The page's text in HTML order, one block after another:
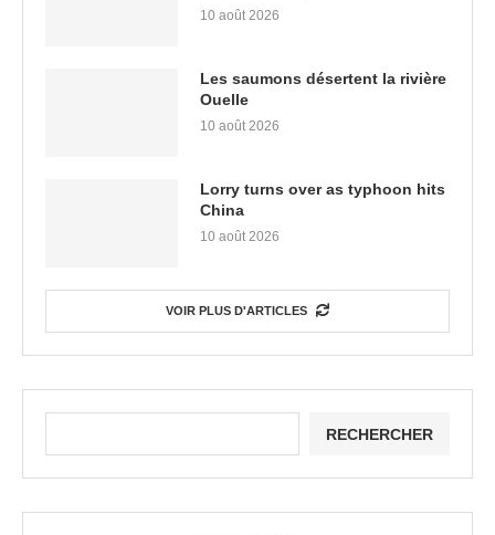
10 août 2026
Les saumons désertent la rivière
Ouelle
10 août 2026
Lorry turns over as typhoon hits
China
10 août 2026
VOIR PLUS D'ARTICLES
RECHERCHER